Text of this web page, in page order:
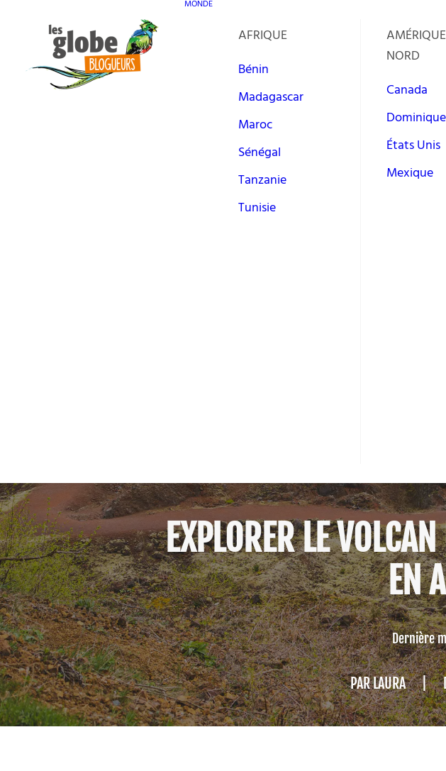
MONDE
AFRIQUE
Bénin
Madagascar
Maroc
Sénégal
Tanzanie
Tunisie
NORD
Canada
Dominique
États Unis
Mexique
EXPLORER LE
EN
Dernière
PARLAURA |